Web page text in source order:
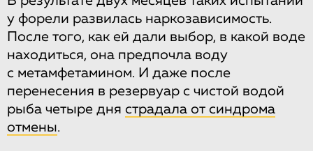
у форели развилась наркозависимость.
После того, как ей дали выбор, в какой воде
находиться, она предпочла воду
с метамфетамином. И даже после
перенесения в резервуар с чистой водой
рыба четыре дня страдала от синдрома
отмены.